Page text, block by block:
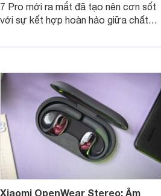
7 Pro mới ra mắt đã tạo nên cơn sốt
với sự kết hợp hoàn hảo giữa chất
Xiaomi OpenWear Stereo: Âm